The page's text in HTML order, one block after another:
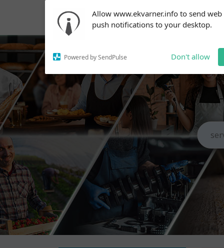
Allow www.ekvarner.info to send web
push notifications to your desktop.
Powered by SendPulse Don't allow
notifications!
To enable permission prompts, click
on the notification icon